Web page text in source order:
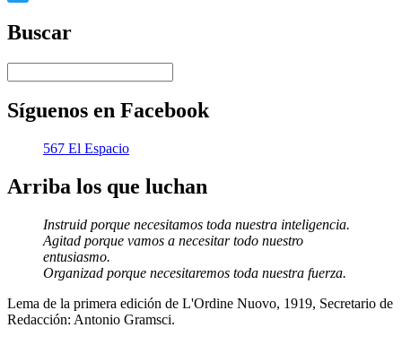
Buscar
Síguenos en Facebook
567 El Espacio
Arriba los que luchan
Instruid porque necesitamos toda nuestra inteligencia.
Agitad porque vamos a necesitar todo nuestro
entusiasmo.
Organizad porque necesitaremos toda nuestra fuerza.
Lema de la primera edición de L'Ordine Nuovo, 1919, Secretario de
Redacción: Antonio Gramsci.